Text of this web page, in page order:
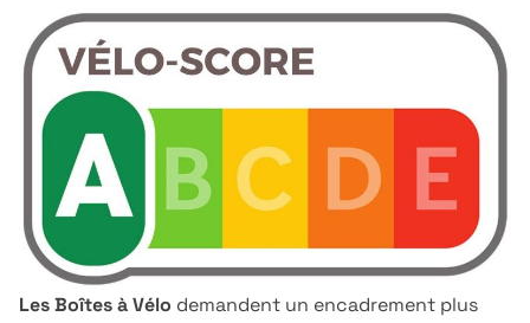
Les Boîtes à Vélo demandent un encadrement plus